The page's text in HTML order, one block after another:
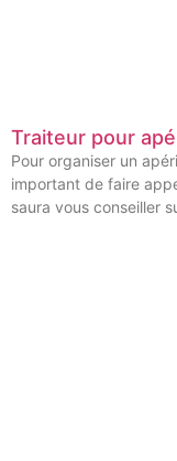
Traiteur pour
Pour organiser un
important de faire
saura vous conseiller